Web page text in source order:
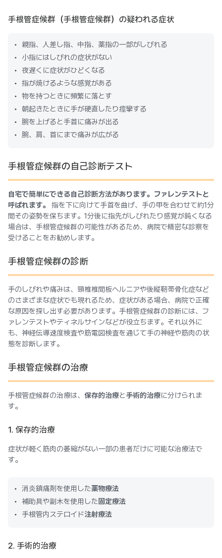
手根管症候群（手根管症候群）の疑われる症状
親指、人差し指、中指、薬指の一部がしびれる
小指にはしびれの症状がない
夜遅くに症状がひどくなる
指が焼けるような感覚がある
物を持つときに頻繁に落とす
朝起きたときに手が硬直したり痙攣する
腕を上げると手首に痛みが出る
腕、肩、首にまで痛みが広がる
手根管症候群の自己診断テスト
自宅で簡単にできる自己診断方法があります。ファレンテストと
呼ばれます。
指を下に向けて手首を曲げ、手の甲を合わせて約1分
間その姿勢を保ちます。1分後に指先がしびれたり感覚が鈍くなる
場合は、手根管症候群の可能性があるため、病院で精密な診察を
受けることをお勧めします。
手根管症候群の診断
手のしびれや痛みは、頸椎椎間板ヘルニアや後縦靭帯骨化症など
のさまざまな症状でも現れるため、症状がある場合、病院で正確
な原因を探し出す必要があります。手根管症候群の診断には、フ
ァレンテストやティネルサインなどが役立ちます。それ以外に
も、神経伝導速度検査や筋電図検査を通じて手の神経や筋肉の状
態を診断します。
手根管症候群の治療
手根管症候群の治療は、 保存的治療と手術的治療に分けられま
す。
1. 保存的治療
症状が軽く筋肉の萎縮がない一部の患者だけに可能な治療法で
す。
消炎鎮痛剤を使用した薬物療法
補助具や副木を使用した固定療法
手根管内ステロイド注射療法
2. 手術的治療